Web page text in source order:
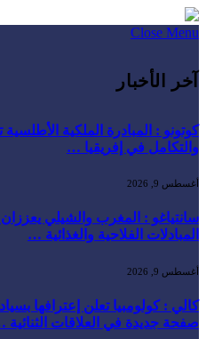
Close Menu
آخر الأخبار
كوتونو : المبادرة الملكية الأطلسية
والتكامل في إفريقيا …
أغسطس 9, 2026
سانتياغو : المغرب والشيلي
المبادلات الفلاحية والغذائية …
أغسطس 9, 2026
كالي : كولومبيا تعلن إعترافها
صفحة جديدة في العلاقات الثنائية